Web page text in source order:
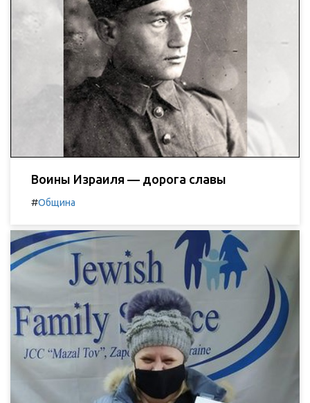
Воины Израиля — дорога славы
#Община